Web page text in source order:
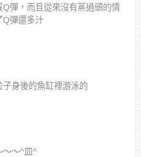
彈，而且從來沒有蒸過頭的情
Q彈還多汁
子身後的魚缸裡游泳的
～～^皿^